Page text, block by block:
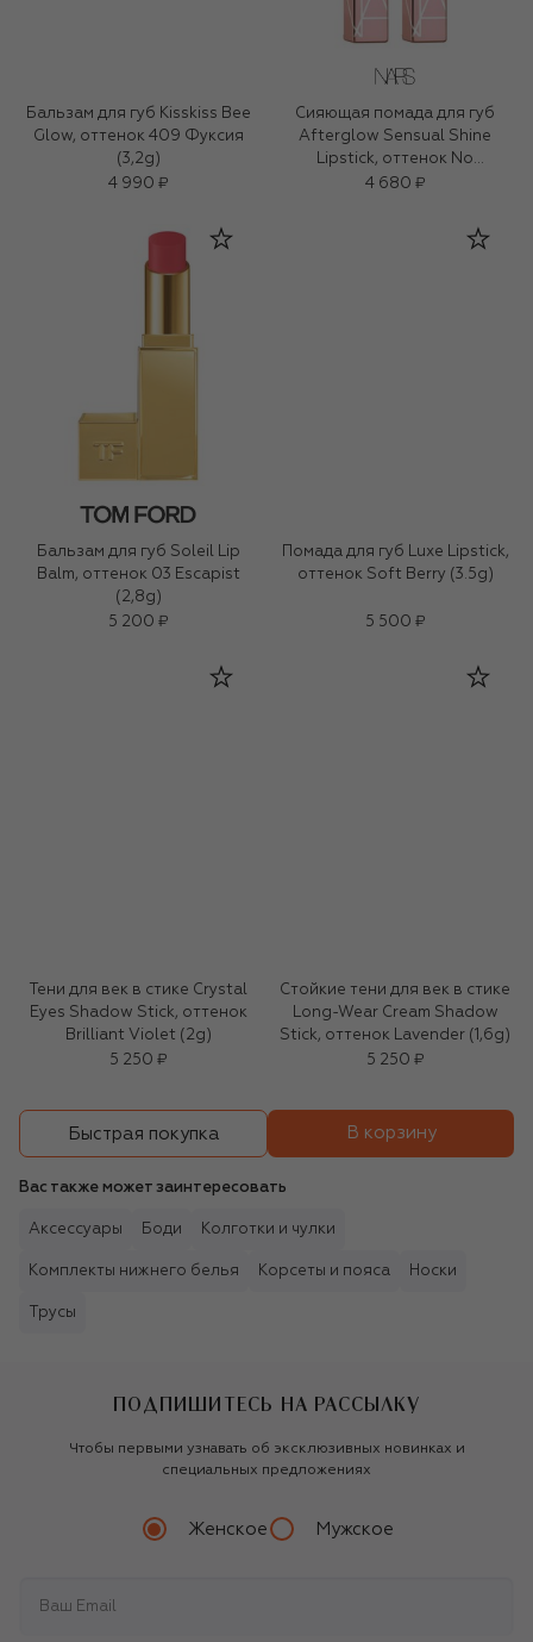
Бальзам для губ Kisskiss Bee
Glow, оттенок 409 Фуксия
(3,2g)
4 990 ₽
Сияющая помада для губ
Afterglow Sensual Shine
Lipstick, оттенок No
Inhibitions (1,5g)
4 680 ₽
Бальзам для губ Soleil Lip
Balm, оттенок 03 Escapist
(2,8g)
5 200 ₽
Помада для губ Luxe Lipstick,
оттенок Soft Berry (3.5g)
5 500 ₽
Тени для век в стике Crystal
Eyes Shadow Stick, оттенок
Brilliant Violet (2g)
5 250 ₽
Стойкие тени для век в стике
Long-Wear Cream Shadow
Stick, оттенок Lavender​ (1,6g)
5 250 ₽
Быстрая покупка В корзину
Вас также может заинтересовать
Аксессуары Боди Колготки и чулки
Комплекты нижнего белья Корсеты и пояса Носки
Трусы
ПОДПИШИТЕСЬ НА РАССЫЛКУ
Чтобы первыми узнавать об эксклюзивных новинках и
специальных предложениях
Женское Мужское